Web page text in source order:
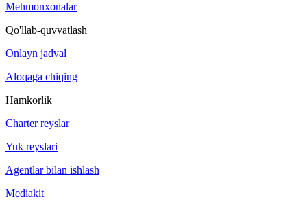
Mehmonxonalar
Qo'llab-quvvatlash
Onlayn jadval
Aloqaga chiqing
Hamkorlik
Charter reyslar
Yuk reyslari
Agentlar bilan ishlash
Mediakit